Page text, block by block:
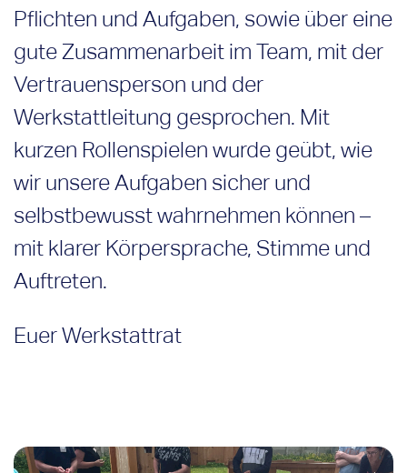
Pflichten und Aufgaben, sowie über eine
gute Zusammenarbeit im Team, mit der
Vertrauensperson und der
Werkstattleitung gesprochen. Mit
kurzen Rollenspielen wurde geübt, wie
wir unsere Aufgaben sicher und
selbstbewusst wahrnehmen können –
mit klarer Körpersprache, Stimme und
Auftreten.
Euer Werkstattrat